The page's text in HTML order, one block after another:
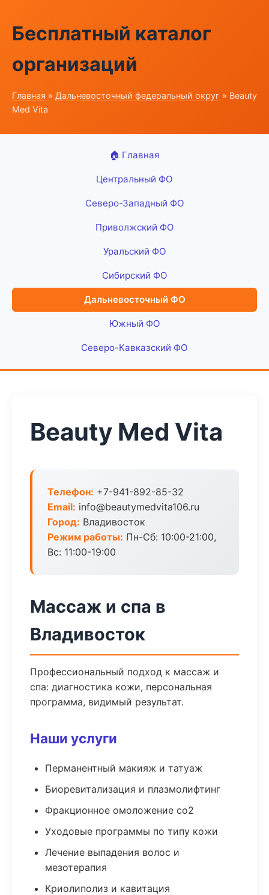
Бесплатный каталог
организаций
Главная » Дальневосточный федеральный округ » Beauty
Med Vita
🏠 Главная
Центральный ФО
Северо-Западный ФО
Приволжский ФО
Уральский ФО
Сибирский ФО
Дальневосточный ФО
Южный ФО
Северо-Кавказский ФО
Beauty Med Vita
Телефон: +7-941-892-85-32
Email: info@beautymedvita106.ru
Город: Владивосток
Режим работы: Пн-Сб: 10:00-21:00,
Вс: 11:00-19:00
Массаж и спа в
Владивосток
Профессиональный подход к массаж и
спа: диагностика кожи, персональная
программа, видимый результат.
Наши услуги
Перманентный макияж и татуаж
Биоревитализация и плазмолифтинг
Фракционное омоложение co2
Уходовые программы по типу кожи
Лечение выпадения волос и
мезотерапия
Криолиполиз и кавитация